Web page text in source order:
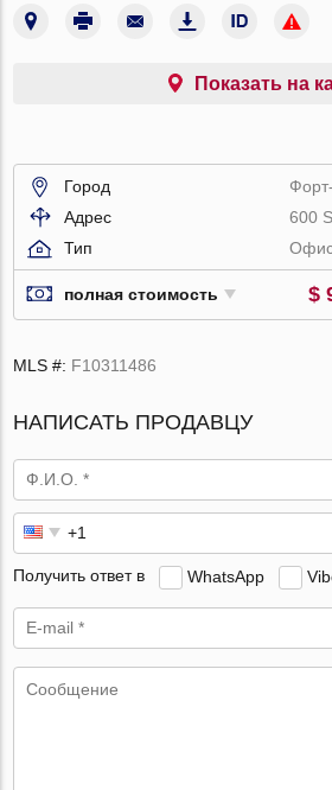
Показать на
Город
Адрес
600
Тип
полная стоимость $
MLS #: F10311486
НАПИСАТЬ ПРОДАВЦУ
Получить ответ в WhatsApp